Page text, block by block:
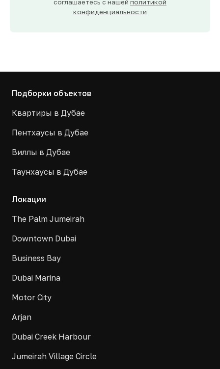
соглашаетесь с нашей политикой
конфиденциальности
Подборки объектов
Квартиры в Дубае
Пентхаусы в Дубае
Виллы в Дубае
Таунхаусы в Дубае
Локации
The Palm Jumeirah
Downtown Dubai
Business Bay
Dubai Marina
Motor City
Arjan
Dubai Creek Harbour
Jumeirah Village Circle